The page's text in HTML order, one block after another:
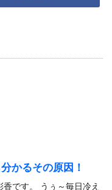
かるその原因！
です。 うぅ～毎日冷え